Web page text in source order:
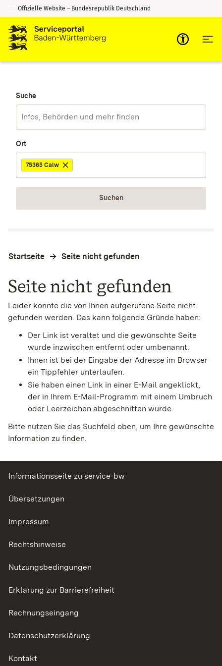
Zum Inhalt springen
Zur Suche springen
Offizielle Website – Bundesrepublik Deutschland
Suche
Ort
75365 Calw
Suchen
Startseite Seite nicht gefunden
Seite nicht gefunden
Leider konnte die von Ihnen aufgerufene Seite nicht
gefunden werden. Das kann folgende Gründe haben:
Der Link ist veraltet und die gewünschte Seite
wurde inzwischen entfernt oder umbenannt.
Ihnen ist bei der Eingabe der Adresse im Browser
ein Tippfehler unterlaufen.
Sie haben einen Link in einer E-Mail angeklickt,
der in Ihrem E-Mail-Programm mit einem Umbruch
oder Leerzeichen abgeschnitten wurde.
Bitte nutzen Sie das Suchfeld oben, um Ihre gewünschte
Information zu finden.
Informationsseite zu service-bw
Übersetzungen
Impressum
Rechtshinweise
Nutzungsbedingungen
Erklärung zur Barrierefreiheit
Rechnungseingang
Datenschutzerklärung
Kontakt